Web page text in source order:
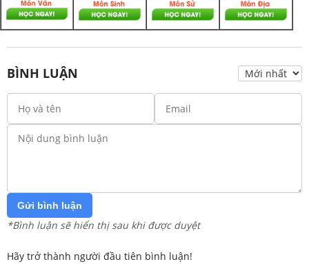
BÌNH LUẬN
Gửi bình luận
*Bình luận sẽ hiển thị sau khi được duyệt
Hãy trở thành người đầu tiên bình luận!